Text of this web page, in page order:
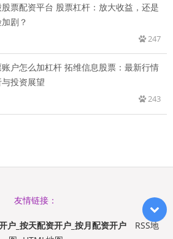
票配资平台 股票杠杆：放大收益，还是
剧？
247
账户怎么加杠杆 拓维信息股票：最新行情
投资展望
243
友情链接：
户_按天配资开户_按月配资开户
RSS地